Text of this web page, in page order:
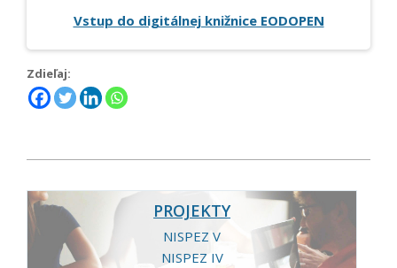
Vstup do digitálnej knižnice EODOPEN
Zdieľaj:
03-
25
PROJEKTY
NISPEZ V
NISPEZ IV